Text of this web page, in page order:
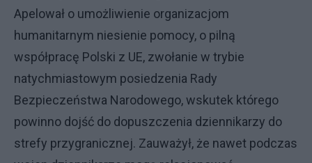
Apelował o umożliwienie organizacjom
humanitarnym niesienie pomocy, o pilną
współpracę Polski z UE, zwołanie w trybie
natychmiastowym posiedzenia Rady
Bezpieczeństwa Narodowego, wskutek którego
powinno dojść do dopuszczenia dziennikarzy do
strefy przygranicznej. Zauważył, że nawet podczas